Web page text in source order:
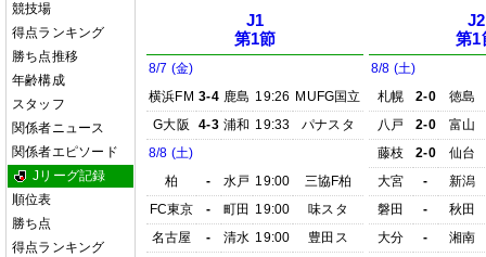
競技場
得点ランキング
勝ち点推移
年齢構成
スタッフ
関係者ニュース
関係者エピソード
Jリーグ記録
順位表
勝ち点
得点ランキング
J1
第1節
8/7 (金)
横浜FM 3-4 鹿島 19:26 MUFG国立
G大阪
4-3 浦和 19:33
パナスタ
8/8 (土)
柏
- 水戸 19:00
三協F柏
FC東京
- 町田 19:00
味スタ
名古屋
- 清水 19:00
豊田ス
J2
第1
8/8 (土)
札幌
2-0
徳島
八戸
2-0
富山
藤枝
2-0
仙台
大宮
-
新潟
磐田
-
秋田
大分
-
湘南